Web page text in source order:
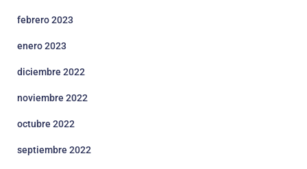
febrero 2023
enero 2023
diciembre 2022
noviembre 2022
octubre 2022
septiembre 2022